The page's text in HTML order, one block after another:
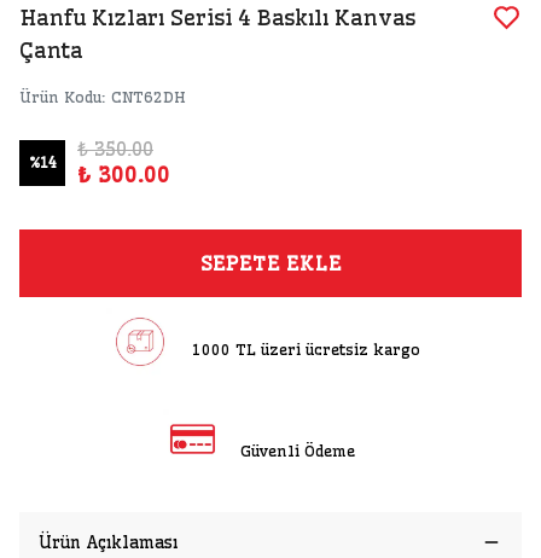
Hanfu Kızları Serisi 4 Baskılı Kanvas
Çanta
Ürün Kodu: CNT62DH
%14
₺ 350.00
₺ 300.00
SEPETE EKLE
1000 TL üzeri ücretsiz kargo
Güvenli Ödeme
Ürün Açıklaması